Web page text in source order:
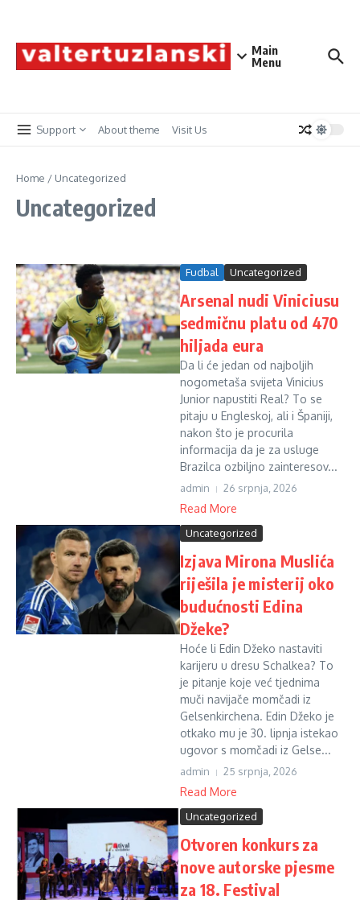
Main
Menu
Support About theme Visit Us
Home / Uncategorized
Uncategorized
Fudbal Uncategorized
Arsenal nudi Viniciusu
sedmičnu platu od 470
hiljada eura
Da li će jedan od najboljih
nogometaša svijeta Vinicius
Junior napustiti Real? To se
pitaju u Engleskoj, ali i Španiji,
nakon što je procurila
informacija da je za usluge
Brazilca ozbiljno zainteresov...
admin 26 srpnja, 2026
Read More
Uncategorized
Izjava Mirona Muslića
riješila je misterij oko
budućnosti Edina
Džeke?
Hoće li Edin Džeko nastaviti
karijeru u dresu Schalkea? To
je pitanje koje već tjednima
muči navijače momčadi iz
Gelsenkirchena. Edin Džeko je
otkako mu je 30. lipnja istekao
ugovor s momčadi iz Gelse...
admin 25 srpnja, 2026
Read More
Uncategorized
Otvoren konkurs za
nove autorske pjesme
za 18. Festival